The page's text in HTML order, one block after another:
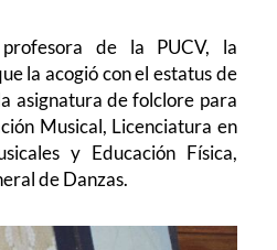
de la PUCV, la
la acogió con el estatus de
asignatura de folclore para
Musical, Licenciatura en
y Educación Física,
de Danzas.